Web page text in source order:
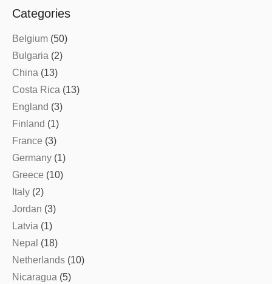
Categories
Belgium (50)
Bulgaria (2)
China (13)
Costa Rica (13)
England (3)
Finland (1)
France (3)
Germany (1)
Greece (10)
Italy (2)
Jordan (3)
Latvia (1)
Nepal (18)
Netherlands (10)
Nicaragua (5)